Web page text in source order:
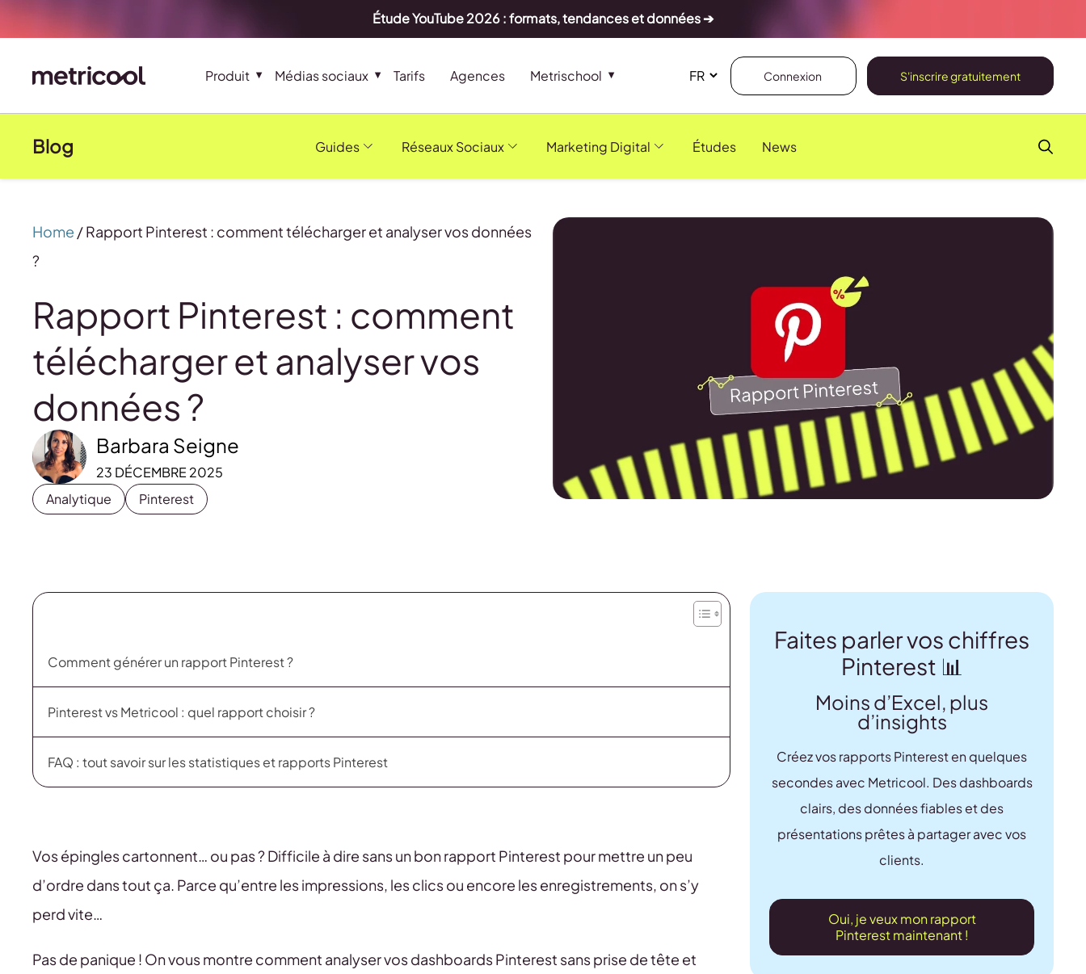
Étude YouTube 2026 : formats, tendances et données ➔
Produit Médias sociaux Tarifs Agences Metrischool Connexion S'inscrire gratuitement
Blog Guides Réseaux Sociaux Marketing Digital Études News
Home /Rapport Pinterest : comment télécharger et analyser vos données
?
Rapport Pinterest : comment
télécharger et analyser vos
données ?
Barbara Seigne
23 DÉCEMBRE 2025
Analytique
Pinterest
Comment générer un rapport Pinterest ?
Pinterest vs Metricool : quel rapport choisir ?
FAQ : tout savoir sur les statistiques et rapports Pinterest
Vos épingles cartonnent… ou pas ? Difficile à dire sans un bon rapport Pinterest pour mettre un peu
d’ordre dans tout ça. Parce qu’entre les impressions, les clics ou encore les enregistrements, on s’y
perd vite…
Pas de panique ! On vous montre comment analyser vos dashboards Pinterest sans prise de tête et
Faites parler vos chiffres
Pinterest 📊
Moins d’Excel, plus
d’insights
Créez vos rapports Pinterest en quelques
secondes avec Metricool. Des dashboards
clairs, des données fiables et des
présentations prêtes à partager avec vos
clients.
Oui, je veux mon rapport
Pinterest maintenant !